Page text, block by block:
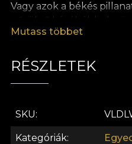
Vagy azok a békés
világnak, amely nagy
által ihletett
előírásoknak.
Mutass többet
RÉSZLETEK
SKU
Kategóriák